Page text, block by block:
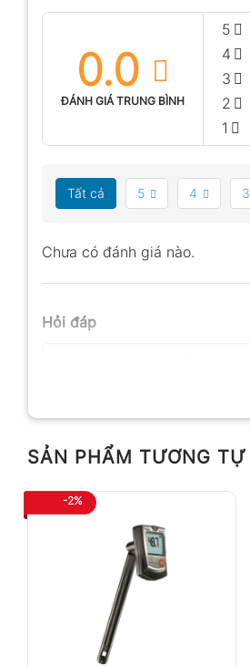
0.0
ĐÁNH GIÁ TRUNG BÌNH
5
4
3
2
1
Tất cả 5 4 3
Chưa có đánh giá nào.
Hỏi đáp
Không có bình luận nào
SẢN PHẨM TƯƠNG TỰ
-2%